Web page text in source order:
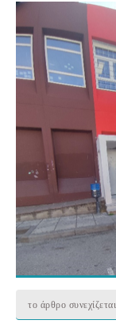
το άρθρο συνεχίζεται